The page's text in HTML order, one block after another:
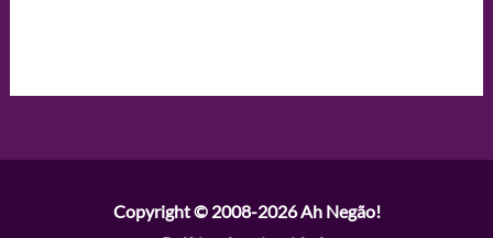
Copyright © 2008-2026Ah Negão!